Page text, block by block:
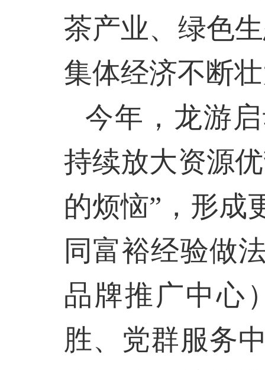
茶产业、绿色
集体经济不断
今年，龙游
持续放大资源
的烦恼”，形成
同富裕经验做
品牌推广中心
胜、党群服务